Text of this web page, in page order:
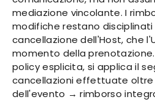
mediazione vincolante. I
modifiche restano disciplinati
cancellazione dell'Host, che
momento della
policy esplicita, si applica il
cancellazioni effettuate oltre
dell'evento → rimborso